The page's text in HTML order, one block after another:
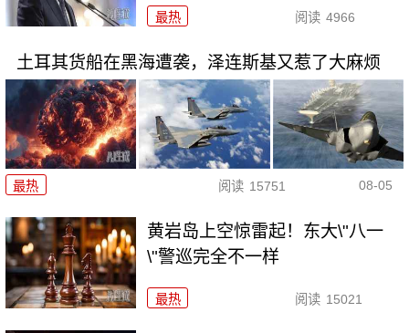
最热 阅读 4966
土耳其货船在黑海遭袭，泽连斯基又惹了大麻烦
最热 阅读 15751 08-05
黄岩岛上空惊雷起！东大\"八一
\"警巡完全不一样
最热 阅读 15021